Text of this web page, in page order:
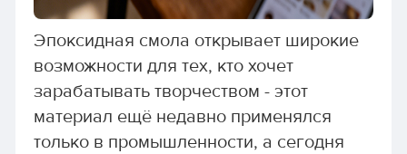
Эпоксидная смола открывает широкие
возможности для тех, кто хочет
зарабатывать творчеством - этот
материал ещё недавно применялся
только в промышленности, а сегодня